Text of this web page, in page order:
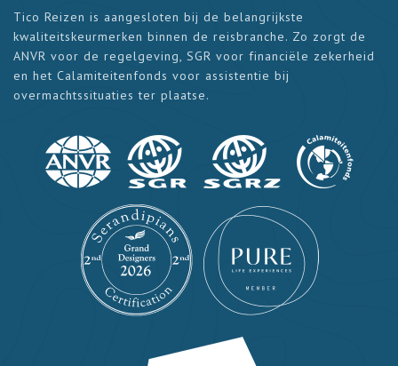
Tico Reizen is aangesloten bij de belangrijkste
kwaliteitskeurmerken binnen de reisbranche. Zo zorgt de
ANVR voor de regelgeving, SGR voor financiële zekerheid
en het Calamiteitenfonds voor assistentie bij
overmachtssituaties ter plaatse.